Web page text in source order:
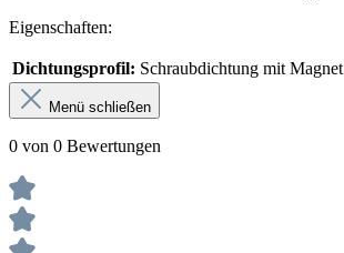
Eigenschaften:
Dichtungsprofil: Schraubdichtung mit Magnet
Menü schließen
0 von 0 Bewertungen